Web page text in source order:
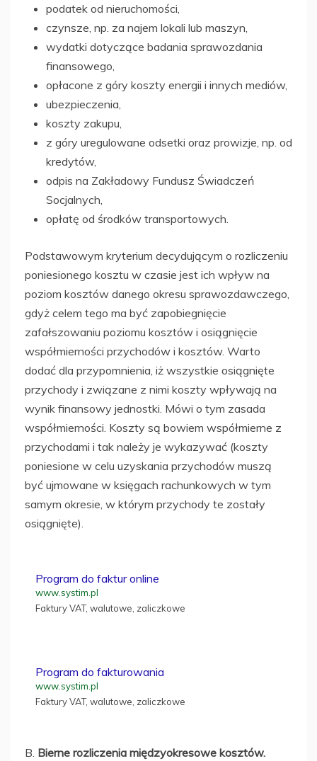
podatek od nieruchomości,
czynsze, np. za najem lokali lub maszyn,
wydatki dotyczące badania sprawozdania
finansowego,
opłacone z góry koszty energii i innych mediów,
ubezpieczenia,
koszty zakupu,
z góry uregulowane odsetki oraz prowizje, np. od
kredytów,
odpis na Zakładowy Fundusz Świadczeń
Socjalnych,
opłatę od środków transportowych.
Podstawowym kryterium decydującym o rozliczeniu
poniesionego kosztu w czasie jest ich wpływ na
poziom kosztów danego okresu sprawozdawczego,
gdyż celem tego ma być zapobiegnięcie
zafałszowaniu poziomu kosztów i osiągnięcie
współmierności przychodów i kosztów. Warto
dodać dla przypomnienia, iż wszystkie osiągnięte
przychody i związane z nimi koszty wpływają na
wynik finansowy jednostki. Mówi o tym zasada
współmierności. Koszty są bowiem współmierne z
przychodami i tak należy je wykazywać (koszty
poniesione w celu uzyskania przychodów muszą
być ujmowane w księgach rachunkowych w tym
samym okresie, w którym przychody te zostały
osiągnięte).
Program do faktur online
www.systim.pl
Faktury VAT, walutowe, zaliczkowe
Program do fakturowania
www.systim.pl
Faktury VAT, walutowe, zaliczkowe
B. Bierne rozliczenia międzyokresowe kosztów.